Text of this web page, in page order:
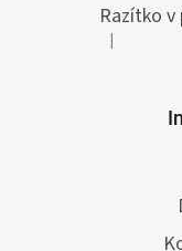
Hodnocení
|